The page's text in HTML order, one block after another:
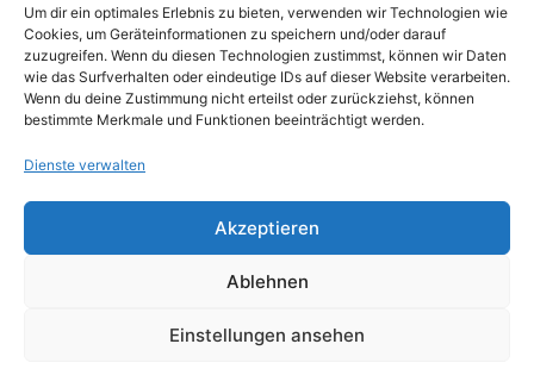
Um dir ein optimales Erlebnis zu bieten, verwenden wir Technologien wie
Cookies, um Geräteinformationen zu speichern und/oder darauf
zuzugreifen. Wenn du diesen Technologien zustimmst, können wir Daten
wie das Surfverhalten oder eindeutige IDs auf dieser Website verarbeiten.
Wenn du deine Zustimmung nicht erteilst oder zurückziehst, können
bestimmte Merkmale und Funktionen beeinträchtigt werden.
Dienste verwalten
Akzeptieren
Ablehnen
Einstellungen ansehen
Matthias-
Beltz-
Platz
oder
Haltestelle
Nibelungenplatz/FH
Datenschutzerklärung